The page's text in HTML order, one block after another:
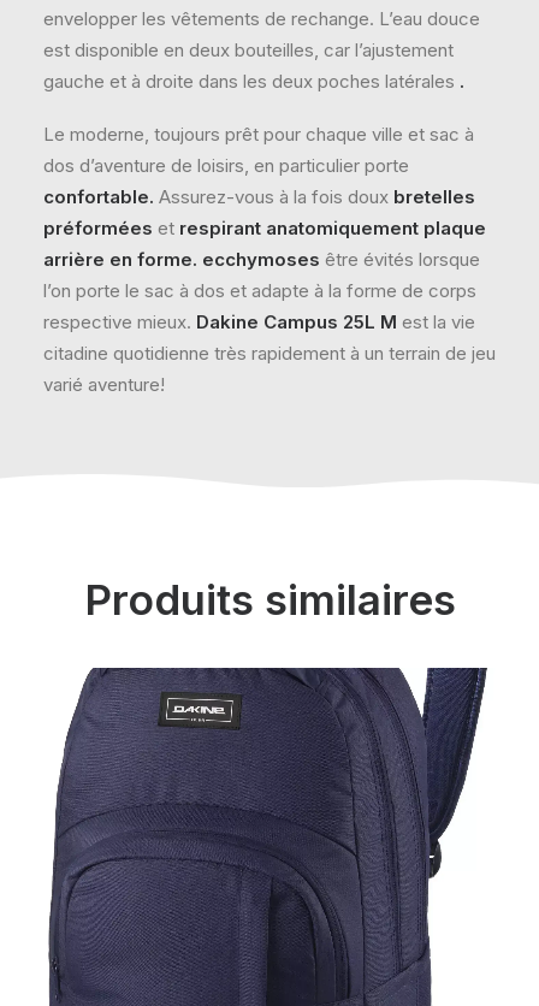
envelopper les vêtements de rechange. L’eau douce
est disponible en deux bouteilles, car l’ajustement
gauche et à droite dans les deux poches latérales .
Le moderne, toujours prêt pour chaque ville et sac à
dos d’aventure de loisirs, en particulier porte
confortable. Assurez-vous à la fois doux bretelles
préformées et respirant anatomiquement plaque
arrière en forme. ecchymoses être évités lorsque
l’on porte le sac à dos et adapte à la forme de corps
respective mieux. Dakine Campus 25L M est la vie
citadine quotidienne très rapidement à un terrain de jeu
varié aventure!
Produits similaires